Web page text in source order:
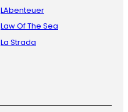
LAbenteuer
Law Of The Sea
La Strada